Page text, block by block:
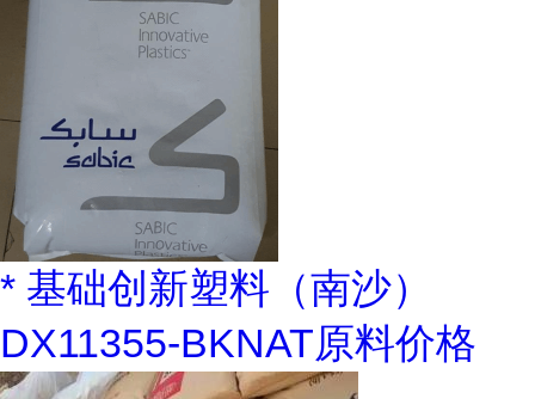
* 基础创新塑料（南沙）
DX11355-BKNAT原料价格